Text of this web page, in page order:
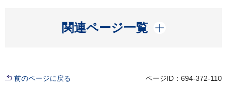
関連ページ一覧
開く
前のページに戻る ページID：694-372-110